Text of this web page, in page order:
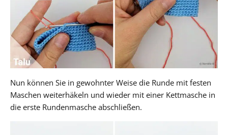
Nun können Sie in gewohnter Weise die Runde mit festen
Maschen weiterhäkeln und wieder mit einer Kettmasche in
die erste Rundenmasche abschließen.